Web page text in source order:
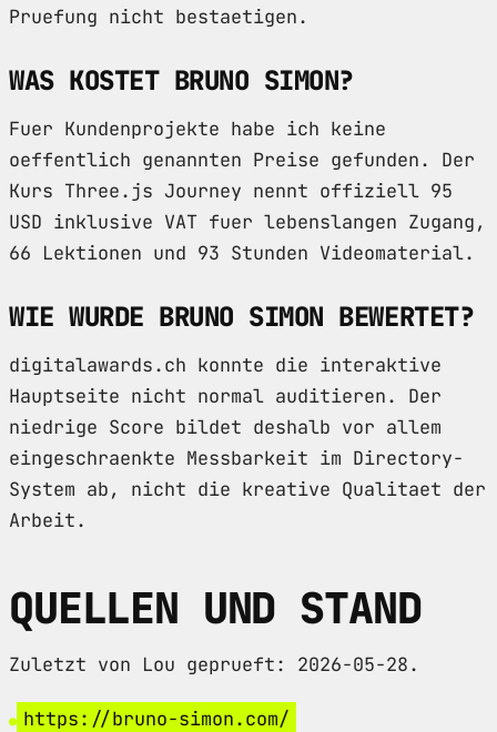
Pruefung nicht bestaetigen.
WAS KOSTET BRUNO SIMON?
Fuer Kundenprojekte habe ich keine
oeffentlich genannten Preise gefunden. Der
Kurs Three.js Journey nennt offiziell 95
USD inklusive VAT fuer lebenslangen Zugang,
66 Lektionen und 93 Stunden Videomaterial.
WIE WURDE BRUNO SIMON BEWERTET?
digitalawards.ch konnte die interaktive
Hauptseite nicht normal auditieren. Der
niedrige Score bildet deshalb vor allem
eingeschraenkte Messbarkeit im Directory-
System ab, nicht die kreative Qualitaet der
Arbeit.
QUELLEN UND STAND
Zuletzt von Lou geprueft: 2026-05-28.
https://bruno-simon.com/